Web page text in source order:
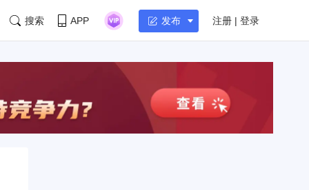
搜索 APP 发布 注册 | 登录